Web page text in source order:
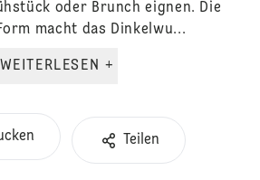
oder Brunch eignen. Die
macht das Dinkelwu...
WEITERLESEN +
Teilen